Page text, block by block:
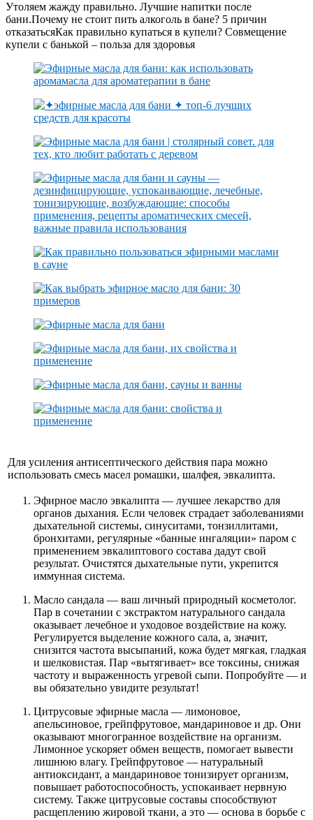
Утоляем жажду правильно. Лучшие напитки после
бани.Почему не стоит пить алкоголь в бане? 5 причин
отказатьсяКак правильно купаться в купели? Совмещение
купели с банькой – польза для здоровья
Для усиления антисептического действия пара можно
использовать смесь масел ромашки, шалфея, эвкалипта.
Эфирное масло эвкалипта — лучшее лекарство для
органов дыхания. Если человек страдает заболеваниями
дыхательной системы, синуситами, тонзиллитами,
бронхитами, регулярные «банные ингаляции» паром с
применением эвкалиптового состава дадут свой
результат. Очистятся дыхательные пути, укрепится
иммунная система.
Масло сандала — ваш личный природный косметолог.
Пар в сочетании с экстрактом натурального сандала
оказывает лечебное и уходовое воздействие на кожу.
Регулируется выделение кожного сала, а, значит,
снизится частота высыпаний, кожа будет мягкая, гладкая
и шелковистая. Пар «вытягивает» все токсины, снижая
частоту и выраженность угревой сыпи. Попробуйте — и
вы обязательно увидите результат!
Цитрусовые эфирные масла — лимоновое,
апельсиновое, грейпфрутовое, мандариновое и др. Они
оказывают многогранное воздействие на организм.
Лимонное ускоряет обмен веществ, помогает вывести
лишнюю влагу. Грейпфрутовое — натуральный
антиоксидант, а мандариновое тонизирует организм,
повышает работоспособность, успокаивает нервную
систему. Также цитрусовые составы способствуют
расщеплению жировой ткани, а это — основа в борьбе с